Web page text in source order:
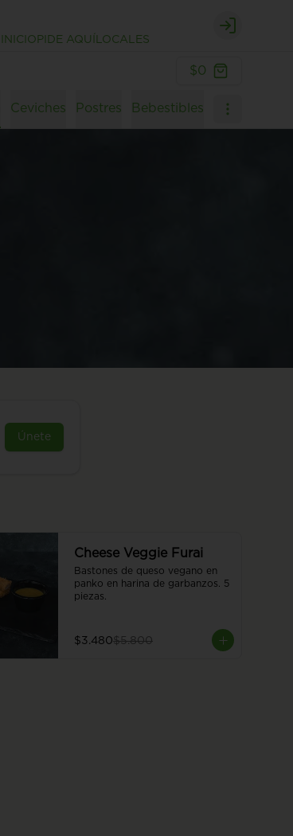
INICIO PIDE AQUÍ LOCALES
Login
$0
Ceviches Postres Bebestibles
Únete
Cheese Veggie Furai
Bastones de queso vegano en
panko en harina de garbanzos. 5
piezas.
$3.480$5.800